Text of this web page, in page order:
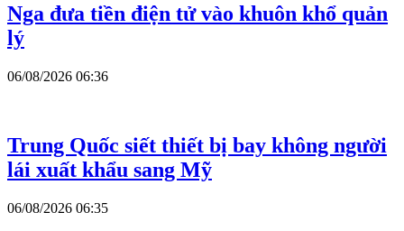
Nga đưa tiền điện tử vào khuôn khổ quản
lý
06/08/2026 06:36
Trung Quốc siết thiết bị bay không người
lái xuất khẩu sang Mỹ
06/08/2026 06:35